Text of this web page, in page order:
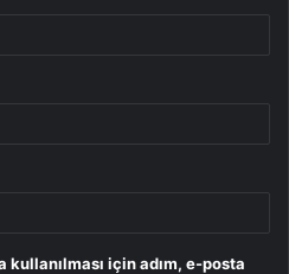
kullanılması için adım, e-posta